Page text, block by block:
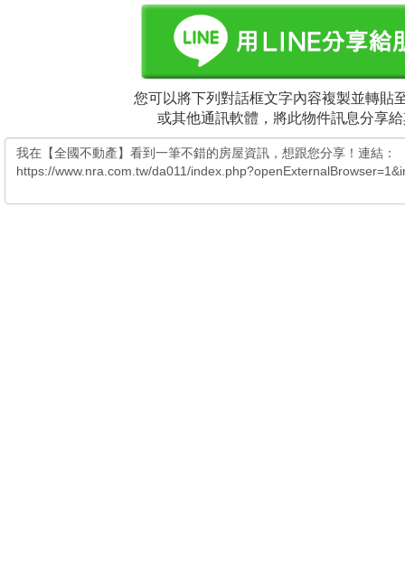
您可以將下列對話框文字內容複製並轉貼
或其他通訊軟體，將此物件訊息分享